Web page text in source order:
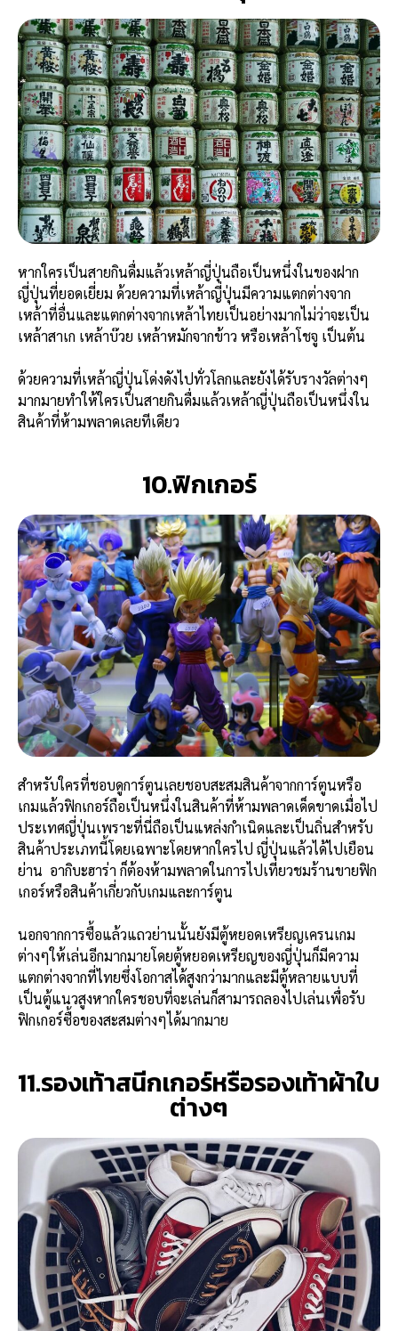
หากใครเป็นสายกินดื่มแล้วเหล้าญี่ปุ่นถือเป็นหนึ่งในของฝาก
ญี่ปุ่นที่ยอดเยี่ยม ด้วยความที่เหล้าญี่ปุ่นมีความแตกต่างจาก
เหล้าที่อื่นและแตกต่างจากเหล้าไทยเป็นอย่างมากไม่ว่าจะเป็น
เหล้าสาเก เหล้าบ๊วย เหล้าหมักจากข้าว หรือเหล้าโชจู เป็นต้น
ด้วยความที่เหล้าญี่ปุ่นโด่งดังไปทั่วโลกและยังได้รับรางวัลต่างๆ
มากมายทำให้ใครเป็นสายกินดื่มแล้วเหล้าญี่ปุ่นถือเป็นหนึ่งใน
สินค้าที่ห้ามพลาดเลยทีเดียว
10.ฟิกเกอร์
สำหรับใครที่ชอบดูการ์ตูนเลยชอบสะสมสินค้าจากการ์ตูนหรือ
เกมแล้วฟิกเกอร์ถือเป็นหนึ่งในสินค้าที่ห้ามพลาดเด็ดขาดเมื่อไป
ประเทศญี่ปุ่นเพราะที่นี่ถือเป็นแหล่งกำเนิดและเป็นถิ่นสำหรับ
สินค้าประเภทนี้โดยเฉพาะโดยหากใครไป ญี่ปุ่นแล้วได้ไปเยือน
ย่าน อากิบะฮาร่า ก็ต้องห้ามพลาดในการไปเที่ยวชมร้านขายฟิก
เกอร์หรือสินค้าเกี่ยวกับเกมและการ์ตูน
นอกจากการซื้อแล้วแถวย่านนั้นยังมีตู้หยอดเหรียญเครนเกม
ต่างๆให้เล่นอีกมากมายโดยตู้หยอดเหรียญของญี่ปุ่นก็มีความ
แตกต่างจากที่ไทยซึ่งโอกาสได้สูงกว่ามากและมีตู้หลายแบบที่
เป็นตู้แนวสูงหากใครชอบที่จะเล่นก็สามารถลองไปเล่นเพื่อรับ
ฟิกเกอร์ซื้อของสะสมต่างๆได้มากมาย
11.รองเท้าสนีกเกอร์หรือรองเท้าผ้าใบ
ต่างๆ